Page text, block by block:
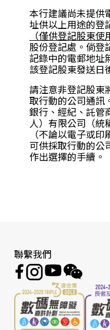
本行建議尚未提供
址供以上用途的登
（僅供登記股東使
股份登記處。倘登
記錄中的電郵地址
該登記股東發送日
請注意非登記股東
取行動的公司通訊
銀行、經紀、託管
人）有限公司（統
（不論以電子或
可供採取行動的公
作出選擇的手續。
聯繫我們